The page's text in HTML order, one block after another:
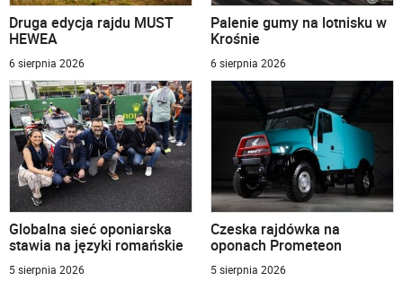
Druga edycja rajdu MUST
HEWEA
6 sierpnia 2026
Palenie gumy na lotnisku w
Krośnie
6 sierpnia 2026
Globalna sieć oponiarska
stawia na języki romańskie
5 sierpnia 2026
Czeska rajdówka na
oponach Prometeon
5 sierpnia 2026